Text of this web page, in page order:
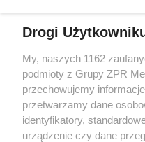
rozpowszechniany lub dalej
(w tym także elektroniczny lub
eksploatacji w jakiejkolwiek
Internecie bez pisemnej zgody
lub wykorzystanie utworów w
prawa, tzn. bez właściwej
może być ścigane prawnie.
Drogi
My, naszych 1162
podmioty z Grupy ZPR
przechowujemy
przetwarzamy dane
identyfikatory,
urządzenie czy dane